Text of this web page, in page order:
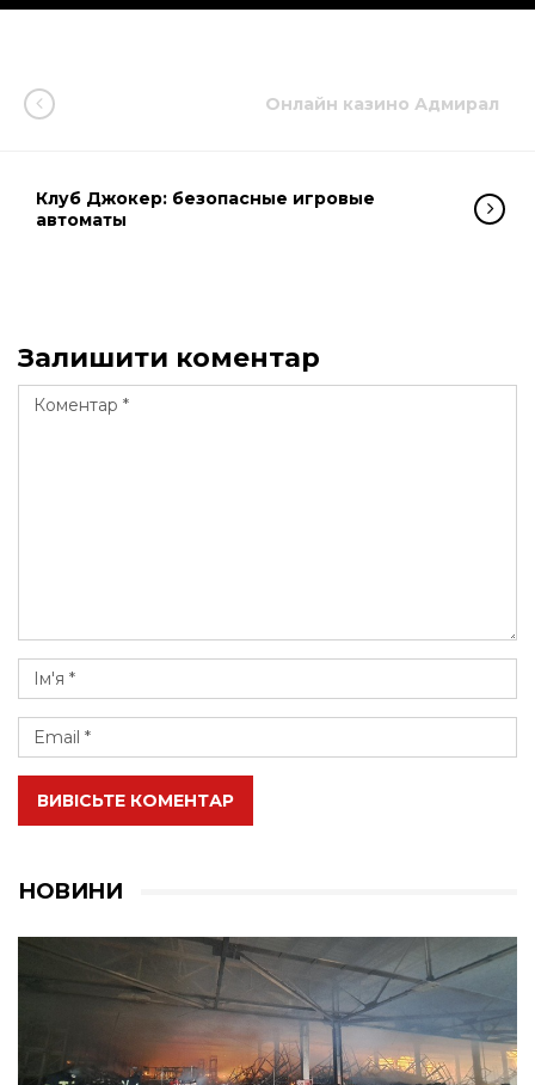
Онлайн казино Адмирал
Клуб Джокер: безопасные игровые
автоматы
Залишити коментар
ВИВІСЬТЕ КОМЕНТАР
НОВИНИ